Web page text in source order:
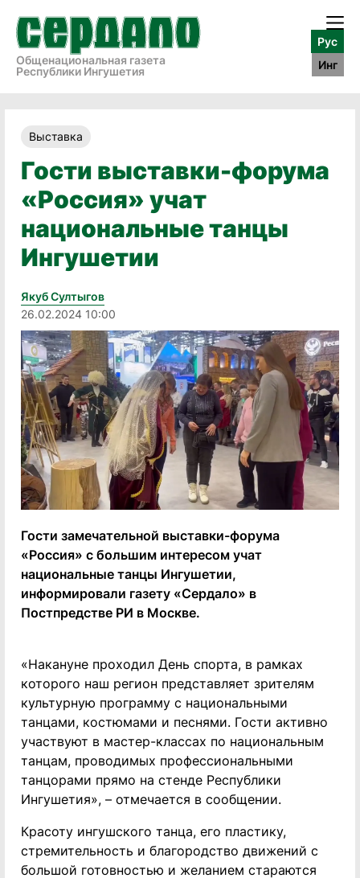
Общенациональная газета
Республики Ингушетия
Рус
Инг
Выставка
Гости выставки-форума
«Россия» учат
национальные танцы
Ингушетии
Якуб Султыгов
26.02.2024 10:00
Гости замечательной выставки-форума
«Россия» с большим интересом учат
национальные танцы Ингушетии,
информировали газету «Сердало» в
Постпредстве РИ в Москве.
«Накануне проходил День спорта, в рамках
которого наш регион представляет зрителям
культурную программу с национальными
танцами, костюмами и песнями. Гости активно
участвуют в мастер-классах по национальным
танцам, проводимых профессиональными
танцорами прямо на стенде Республики
Ингушетия», – отмечается в сообщении.
Красоту ингушского танца, его пластику,
стремительность и благородство движений с
большой готовностью и желанием стараются